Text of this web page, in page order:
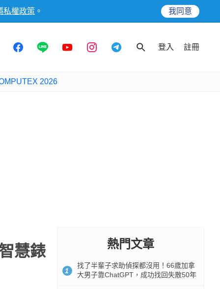
私權政策 。 我同意
登入 註冊
2026
慧錶
熱門文章
1
找了半輩子求助偵探都沒用！66歲加拿
大男子靠ChatGPT，成功找回失散50年